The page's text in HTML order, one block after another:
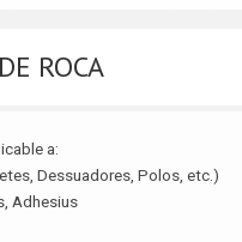
ROCA
a:
Dessuadores, Polos, etc.)
, Adhesius